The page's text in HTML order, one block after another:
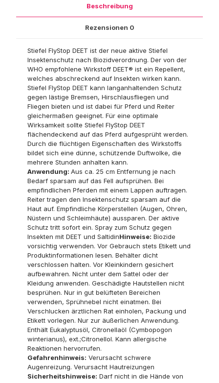
Beschreibung
Rezensionen 0
Stiefel FlyStop DEET ist der neue aktive Stiefel
Insektenschutz nach Biozidverordnung. Der von der
WHO empfohlene Wirkstoff DEET® ist ein Repellent,
welches abschreckend auf Insekten wirken kann.
Stiefel FlyStop DEET kann langanhaltenden Schutz
gegen lästige Bremsen, Hirschlausfliegen und
Fliegen bieten und ist dabei für Pferd und Reiter
gleichermaßen geeignet. Für eine optimale
Wirksamkeit sollte Stiefel FlyStop DEET
flächendeckend auf das Pferd aufgesprüht werden.
Durch die flüchtigen Eigenschaften des Wirkstoffs
bildet sich eine dünne, schützende Duftwolke, die
mehrere Stunden anhalten kann.
Anwendung:Aus ca. 25 cm Entfernung je nach
Bedarf sparsam auf das Fell aufsprühen. Bei
empfindlichen Pferden mit einem Lappen auftragen.
Reiter tragen den Insektenschutz sparsam auf die
Haut auf. Empfindliche Körperstellen (Augen, Ohren,
Nüstern und Schleimhäute) aussparen. Der aktive
Schutz tritt sofort ein. Spray zum Schutz gegen
Insekten mit DEET und SaltidinHinweise: Biozide
vorsichtig verwenden. Vor Gebrauch stets Etikett und
Produktinformationen lesen. Behälter dicht
verschlossen halten. Vor Kleinkindern gesichert
aufbewahren. Nicht unter dem Sattel oder der
Kleidung anwenden. Geschädigte Hautstellen nicht
besprühen. Nur in gut belüfteten Bereichen
verwenden, Sprühnebel nicht einatmen. Bei
Verschlucken ärztlichen Rat einholen, Packung und
Etikett vorlegen. Nur zur äußerlichen Anwendung.
Enthält Eukalyptusöl, Citronellaöl (Cymbopogon
winterianus), ext.;Citronellol. Kann allergische
Reaktionen hervorrufen.
Gefahrenhinweis: Verursacht schwere
Augenreizung. Verursacht Hautreizungen
Sicherheitshinweise: Darf nicht in die Hände von